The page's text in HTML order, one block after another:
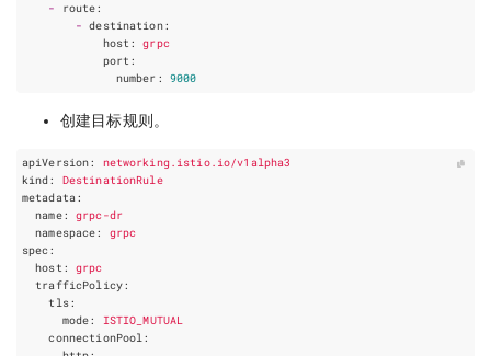
-
route:
- destination:
host :
grpc
port :
number : 9000
创建目标规则。
apiVersion:
networking.istio.io/v1alpha3
kind:
DestinationRule
metadata:
name:
grpc-dr
namespace:
grpc
spec :
host :
grpc
trafficPolicy:
tls:
mode:
ISTIO_MUTUAL
connectionPool: